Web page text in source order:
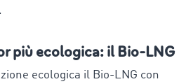
più ecologica: il Bio-LNG
ecologica il Bio-LNG con